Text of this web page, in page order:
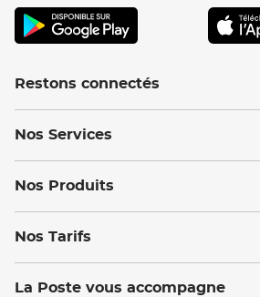
Restons connectés
Nos Services
Nos Produits
Nos Tarifs
La Poste vous accompagne